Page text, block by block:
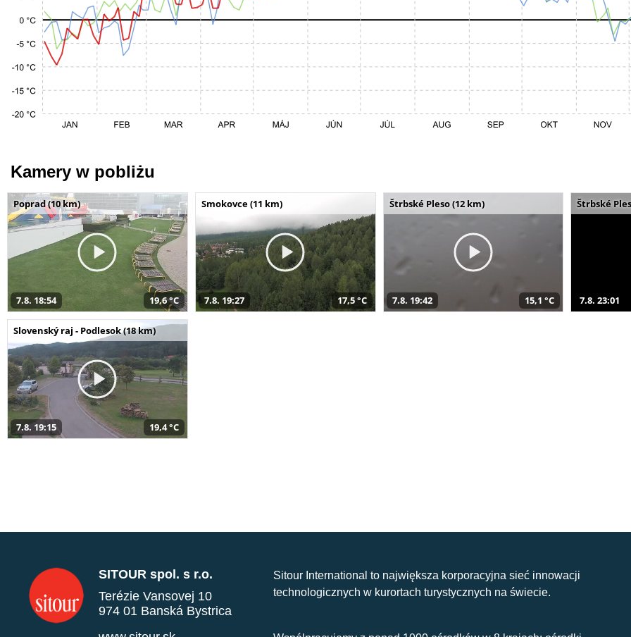
Kamery w pobliżu
Poprad (10 km)
7.8. 18:54 19,6 °C
Smokovce (11 km)
7.8. 19:27 17,5 °C
Štrbské Pleso (12 km)
7.8. 19:42 15,1 °C
Štrbské
7.8. 23:01
Slovenský raj - Podlesok (18 km)
7.8. 19:15 19,4 °C
SITOUR spol. s r.o.
Terézie Vansovej 10
974 01 Banská Bystrica
Sitour International to największa korporacyjna sieć innowacji
technologicznych w kurortach turystycznych na świecie.